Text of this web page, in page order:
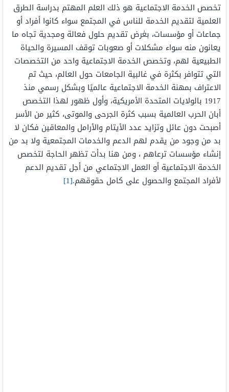
تخصص الخدمة الاجتماعية هو ذلك العلم المهتم بدراسة الطرق
العلمية لتقديم الخدمة للناس في المجتمع سواء كانوا أفراد أو
جماعات أو مؤسسات، بغرض تقديم حلول فعالة ومجدية تجاه ما
يعانون منه سواء مشكلات أو صعوبات توقف المسيرة والحياة
الطبيعية لهم، وتخصص الخدمة الاجتماعية واحد من التخصصات
التي تتوافر بكثرة في غالبية الجامعات حول العالم، حيث تم
الاعتراف بمهنة الخدمة الاجتماعية عالميًا وبشكل رسمي منذ
1917 بالولايات المتحدة الأمريكية، وأول ظهور لهذا التخصص
أبان الحرب العالمية بسبب كثرة الجرحى والموتى، كثير من الأسر
أصبحت دون عائل وتزايد عدد الأيتام والأرامل والمعاقين فكان لا
بد من وجود من يقدم لهم الدعم والخدمات المجتمعية ولا بد من
إنشاء مؤسسات ترعاهم ، ومن هنا بدأت تظهر الحاجة لتخصص
الخدمة الاجتماعية أو العمل الاجتماعي من أجل تقديم الدعم
لأفراد المجتمع والحصول على كامل حقوقهم.[1]